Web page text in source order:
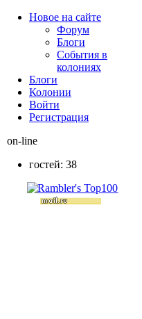
Новое на сайте
Форум
Блоги
События в
колониях
Блоги
Колонии
Войти
Peгиcтpaция
on-line
гостей: 38